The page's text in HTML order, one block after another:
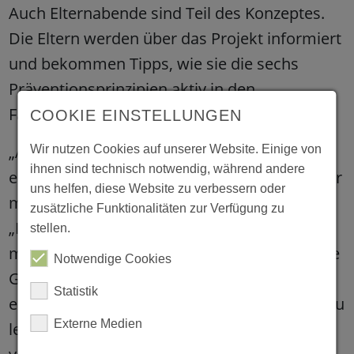
Auch Elternabende sind Teil des Konzeptes.
Die Eltern werden über das Projekt informiert
und bekommen Tipps, wie sie die sechs
Präventionsprinzipien aktiv in den
Familienalltag einfließen lassen können.
„Aktuell haben wir eine Kiste für drei Kitas
erhalten und werden im kommenden Kitajahr
mit dem Projekt starten“, so Katja Ropertz.
„Im Rahmen des Präventionsprogramms
möchten wir den Kindern beibringen, auf ihre
Gefühle zu hören und Selbstvertrauen zu
entwickeln – um idealerweise einen Beitrag zu
leisten, sexuelle Übergriffe auf Kinder zu
COOKIE EINSTELLUNGEN
Wir nutzen Cookies auf unserer Website. Einige von
ihnen sind technisch notwendig, während andere
uns helfen, diese Website zu verbessern oder
zusätzliche Funktionalitäten zur Verfügung zu
stellen.
Notwendige Cookies
Statistik
Externe Medien